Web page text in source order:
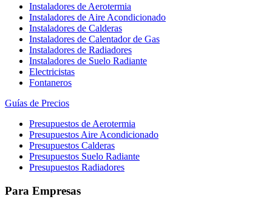
Instaladores de Aerotermia
Instaladores de Aire Acondicionado
Instaladores de Calderas
Instaladores de Calentador de Gas
Instaladores de Radiadores
Instaladores de Suelo Radiante
Electricistas
Fontaneros
Guías de Precios
Presupuestos de Aerotermia
Presupuestos Aire Acondicionado
Presupuestos Calderas
Presupuestos Suelo Radiante
Presupuestos Radiadores
Para Empresas